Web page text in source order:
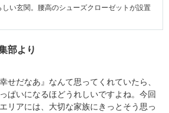
い玄関。腰高のシューズクローゼットが設置
部より
せだなあ』なんて思ってくれていたら、
ぱいになるほどうれしいですよね。今回
リアには、大切な家族にきっとそう思っ